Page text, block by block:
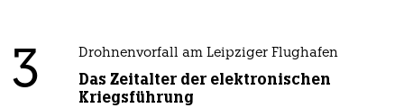
3 Drohnenvorfall am Leipziger Flughafen
Das Zeitalter der elektronischen
Kriegsführung